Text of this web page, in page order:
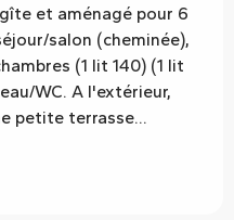
et aménagé pour 6
salon (cheminée),
(1 lit 140) (1 lit
WC. A l'extérieur,
petite terrasse...